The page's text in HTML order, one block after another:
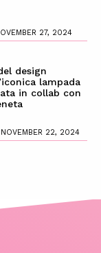
27, 2024
design
lampada
in collab con
NOVEMBER 22, 2024